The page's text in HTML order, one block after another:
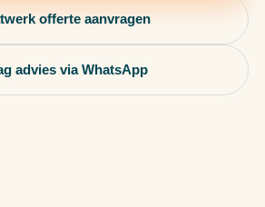
offerte aanvragen
advies via WhatsApp